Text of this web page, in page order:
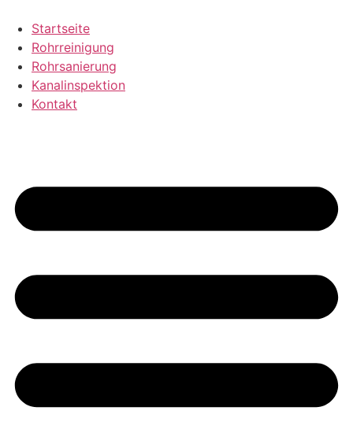
Inhalt
wechseln
Startseite
Rohrreinigung
Rohrsanierung
Kanalinspektion
Kontakt